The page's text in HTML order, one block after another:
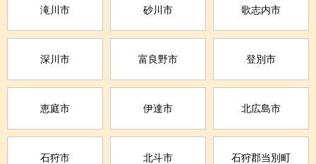
滝川市 砂川市 歌志内市
深川市 富良野市 登別市
恵庭市 伊達市 北広島市
石狩市 北斗市 石狩郡当別町